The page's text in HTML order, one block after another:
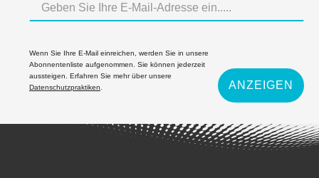
Wenn Sie Ihre E-Mail einreichen, werden Sie in unsere
Abonnentenliste aufgenommen. Sie können jederzeit
aussteigen. Erfahren Sie mehr über unsere
Datenschutzpraktiken
ANZEIGEN